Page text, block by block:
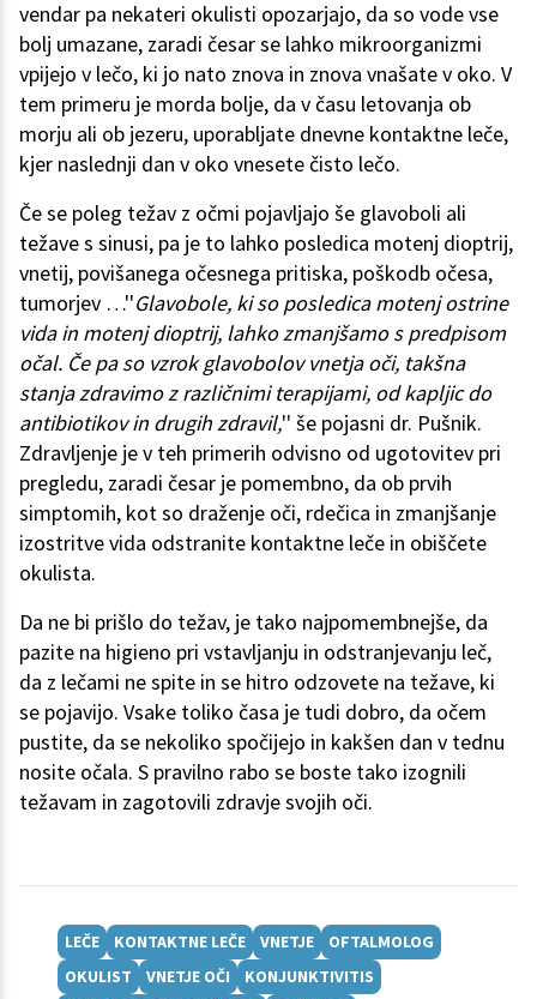
vendar pa nekateri okulisti opozarjajo, da so vode vse
bolj umazane, zaradi česar se lahko mikroorganizmi
vpijejo v lečo, ki jo nato znova in znova vnašate v oko. V
tem primeru je morda bolje, da v času letovanja ob
morju ali ob jezeru, uporabljate dnevne kontaktne leče,
kjer naslednji dan v oko vnesete čisto lečo.
Če se poleg težav z očmi pojavljajo še glavoboli ali
težave s sinusi, pa je to lahko posledica motenj dioptrij,
vnetij, povišanega očesnega pritiska, poškodb očesa,
tumorjev …''Glavobole, ki so posledica motenj ostrine
vida in motenj dioptrij, lahko zmanjšamo s predpisom
očal. Če pa so vzrok glavobolov vnetja oči, takšna
stanja zdravimo z različnimi terapijami, od kapljic do
antibiotikov in drugih zdravil,'' še pojasni dr. Pušnik.
Zdravljenje je v teh primerih odvisno od ugotovitev pri
pregledu, zaradi česar je pomembno, da ob prvih
simptomih, kot so draženje oči, rdečica in zmanjšanje
izostritve vida odstranite kontaktne leče in obiščete
okulista.
Da ne bi prišlo do težav, je tako najpomembnejše, da
pazite na higieno pri vstavljanju in odstranjevanju leč,
da z lečami ne spite in se hitro odzovete na težave, ki
se pojavijo. Vsake toliko časa je tudi dobro, da očem
pustite, da se nekoliko spočijejo in kakšen dan v tednu
nosite očala. S pravilno rabo se boste tako izognili
težavam in zagotovili zdravje svojih oči.
LEČE KONTAKTNE LEČE VNETJE
OFTALMOLOG
OKULIST
VNETJE OČI
KONJUNKTIVITIS